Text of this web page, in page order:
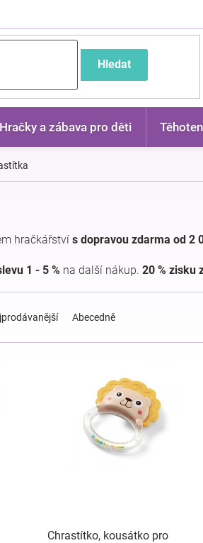
Hledat
Hračky a zábava pro děti
hračkářství s dopravou zdarma od 2
1 - 5 % na další nákup. 20 % zisku
Abecedně
Chrastítko, kousátko pro